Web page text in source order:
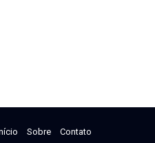
Sobre Contato